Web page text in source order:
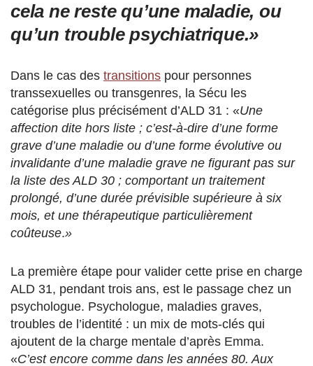
cela ne reste qu’une maladie, ou
qu’un trouble psychiatrique.»
Dans le cas des transitions pour personnes
transsexuelles ou transgenres, la Sécu les
catégorise plus précisément d’ALD 31 : «Une
affection dite hors liste ; c’est-à-dire d’une forme
grave d’une maladie ou d’une forme évolutive ou
invalidante d’une maladie grave ne figurant pas sur
la liste des ALD 30 ; comportant un traitement
prolongé, d’une durée prévisible supérieure à six
mois, et une thérapeutique particulièrement
coûteuse.»
La première étape pour valider cette prise en charge
ALD 31, pendant trois ans, est le passage chez un
psychologue. Psychologue, maladies graves,
troubles de l’identité : un mix de mots-clés qui
ajoutent de la charge mentale d’après Emma.
«C’est encore comme dans les années 80. Aux